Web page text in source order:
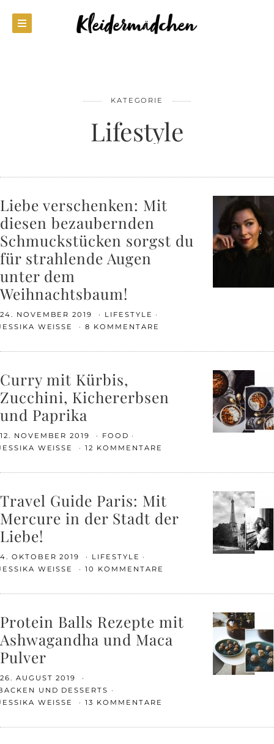
KATEGORIE
Lifestyle
Liebe verschenken: Mit
diesen bezaubernden
Schmuckstücken sorgst du
für strahlende Augen
unter dem
Weihnachtsbaum!
24. NOVEMBER 2019
LIFESTYLE
WEISSE
8 KOMMENTARE
Curry mit Kürbis,
Zucchini, Kichererbsen
und Paprika
12. NOVEMBER 2019
FOOD
WEISSE
12 KOMMENTARE
Travel Guide Paris: Mit
Mercure in der Stadt der
Liebe!
4. OKTOBER 2019
LIFESTYLE
WEISSE
10 KOMMENTARE
Protein Balls Rezepte mit
Ashwagandha und Maca
Pulver
26. AUGUST 2019
UND DESSERTS
WEISSE
13 KOMMENTARE